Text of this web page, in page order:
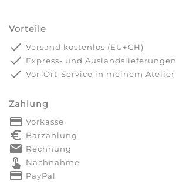
Vorteile
done Versand kostenlos (EU+CH)
done Express- und Auslandslieferungen
done Vor-Ort-Service in meinem Atelier
Zahlung
payment Vorkasse
euro_symbol Barzahlung
markunread Rechnung
touch_app Nachnahme
credit_card PayPal